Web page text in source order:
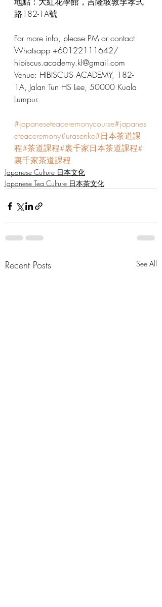
路182-1A號
For more info, please PM or contact
Whatsapp +60122111642/
hibiscus.academy.kl@gmail.com
Venue: HIBISCUS ACADEMY, 182-
1A, Jalan Tun HS Lee, 50000 Kuala
Lumpur.
#japaneseteaceremonycourse#japanes
eteaceremony#urasenke#日本茶道課
程#茶道課程#裏千家日本茶道課程#
裏千家茶道課程
Japanese Culture 日本文化
Japanese Tea Culture 日本茶文化
Recent Posts See All